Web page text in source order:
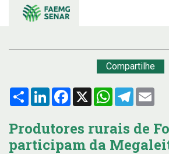
Compartilhe
Compartilhar
LinkedInFacebook
X WhatsApp
Telegram
Produtores rurais de
participam da